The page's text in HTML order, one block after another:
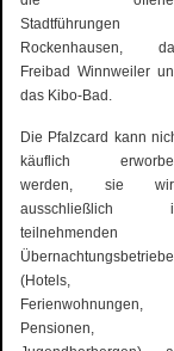
Stadtführungen
Rockenhausen,
Freibad Winnweiler
das Kibo-Bad.
Die Pfalzcard kann
käuflich
werden, sie
ausschließlich
teilnehmenden
(Hotels,
Ferienwohnungen,
Pensionen,